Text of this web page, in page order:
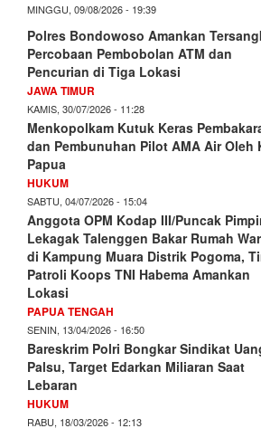
MINGGU, 09/08/2026 - 19:39
Polres Bondowoso Amankan
Percobaan Pembobolan ATM dan
Pencurian di Tiga Lokasi
JAWA TIMUR
KAMIS, 30/07/2026 - 11:28
Menkopolkam Kutuk Keras
dan Pembunuhan Pilot AMA Air Oleh
Papua
HUKUM
SABTU, 04/07/2026 - 15:04
Anggota OPM Kodap III/Puncak
Lekagak Talenggen Bakar Rumah
di Kampung Muara Distrik Pogoma,
Patroli Koops TNI Habema Amankan
Lokasi
PAPUA TENGAH
SENIN, 13/04/2026 - 16:50
Bareskrim Polri Bongkar Sindikat
Palsu, Target Edarkan Miliaran Saat
Lebaran
HUKUM
RABU, 18/03/2026 - 12:13